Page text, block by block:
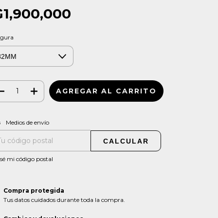
para el CP:
Medios de envío
CALCULAR
mi código postal
Compra protegida
Tus datos cuidados durante toda la compra.